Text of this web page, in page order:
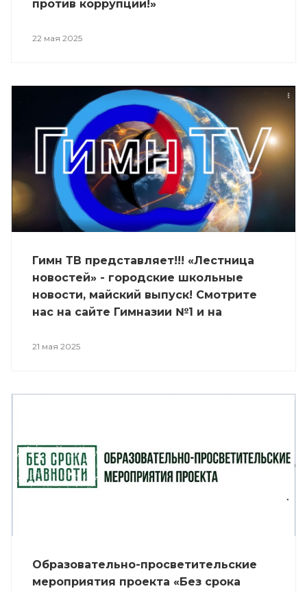
против коррупции!»
22 мая 2025
Гимн ТВ представляет!!! «Лестница
новостей» - городские школьные
новости, майский выпуск! Смотрите
нас на сайте Гимназии №1 и на
ГИС»: 21 мая в 13:50 24 мая в 12:30
21 мая 2025
Образовательно-просветительские
мероприятия проекта «Без срока